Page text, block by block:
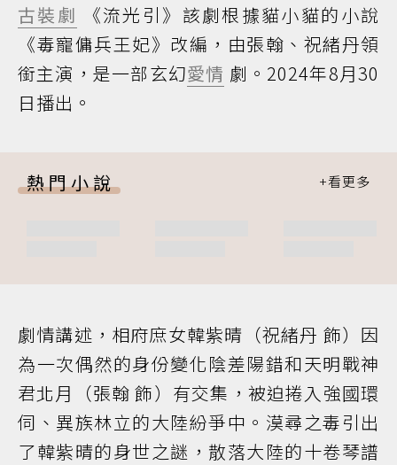
古裝劇
《流光引》該劇根據貓小貓的小說
《毒寵傭兵王妃》改編，由張翰、祝緒丹領
銜主演，是一部玄幻愛情 劇。2024年8月30
日播出。
熱門小說
劇情講述，相府庶女韓紫晴（祝緒丹 飾）因
為一次偶然的身份變化陰差陽錯和天明戰神
君北月（張翰 飾）有交集，被迫捲入強國環
伺、異族林立的大陸紛爭中。漠尋之毒引出
了韓紫晴的身世之謎，散落大陸的十卷琴譜